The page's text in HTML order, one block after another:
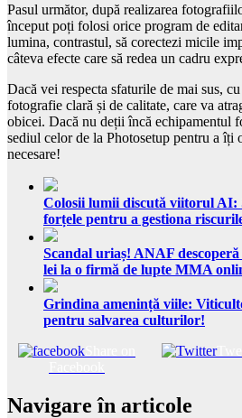
Pasul următor, după realizarea
început poți folosi orice program de
lumina, contrastul, să corectezi micile
câteva efecte care să redea un cadru
Dacă vei respecta sfaturile de mai sus,
fotografie clară și de calitate, care va
obicei. Dacă nu deții încă echipamentul
sediul celor de la Photosetup pentru a îți
necesare!
Colosii lumii discută viitorul AI:
forțele pentru a gestiona
Scandal uriaș! ANAF
lei la o firmă de lupte MMA
Grindina amenință viile:
pentru salvarea culturilor!
Navigare în articole